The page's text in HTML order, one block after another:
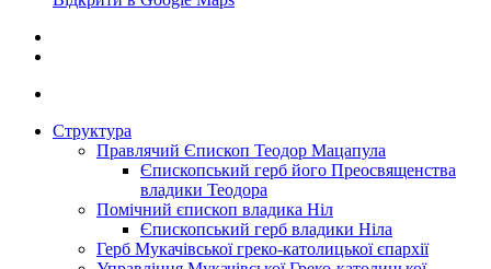
Структура
Правлячий Єпископ Теодор Мацапула
Єпископський герб його Преосвященства
владики Теодора
Помічний єпископ владика Ніл
Єпископський герб владики Ніла
Герб Мукачівської греко-католицької єпархії